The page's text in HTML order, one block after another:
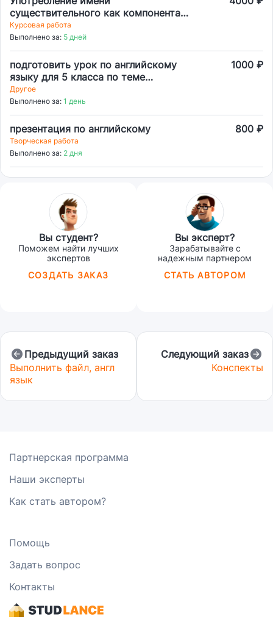
существительного как компонента
составного сказуемого
Курсовая работа
Выполнено за: 5 дней
подготовить урок по английскому
языку для 5 класса по теме
shopping. Можно фрагмент урока.
1000 ₽
Другое
Выполнено за: 1 день
презентация по английскому 800 ₽
Творческая работа
Выполнено за: 2 дня
Вы студент?
Поможем найти лучших
экспертов
СОЗДАТЬ ЗАКАЗ
Вы эксперт?
Зарабатывайте с
надежным партнером
СТАТЬ АВТОРОМ
Предыдущий заказ
Выполнить файл, англ
язык
Следующий заказ
Конспекты
Партнерская программа
Наши эксперты
Как стать автором?
Помощь
Задать вопрос
Контакты